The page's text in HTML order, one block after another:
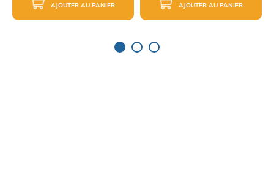
AJOUTER AU PANIER AJOUTER AU PANIER